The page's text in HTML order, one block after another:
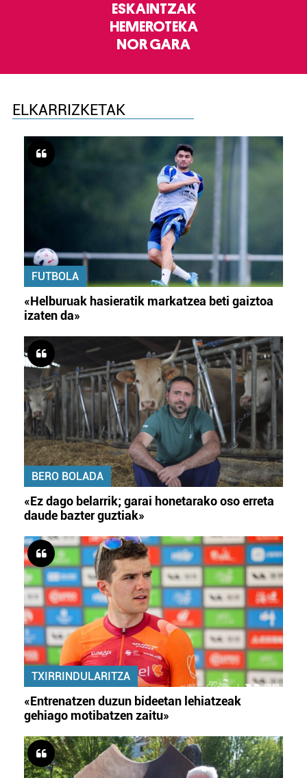
ESKAINTZAK
HEMEROTEKA
NOR GARA
ELKARRIZKETAK
FUTBOLA
«Helburuak hasieratik markatzea beti gaiztoa
izaten da»
BERO BOLADA
«Ez dago belarrik; garai honetarako oso erreta
daude bazter guztiak»
TXIRRINDULARITZA
«Entrenatzen duzun bideetan lehiatzeak
gehiago motibatzen zaitu»